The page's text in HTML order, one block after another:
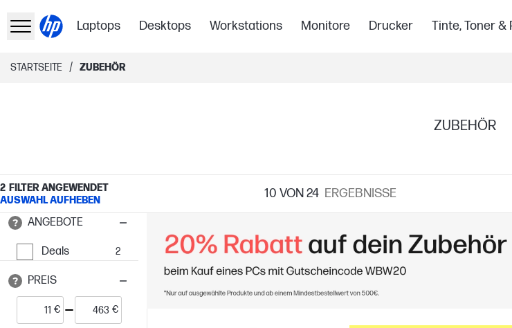
Laptops Desktops Workstations Monitore Drucker Tinte, Toner &
STARTSEITE / ZUBEHÖR
ZUBEHÖR
2 FILTER ANGEWENDET
AUSWAHL AUFHEBEN
10 VON 24 ERGEBNISSE
ANGEBOTE
Deals 2
PREIS
€ €